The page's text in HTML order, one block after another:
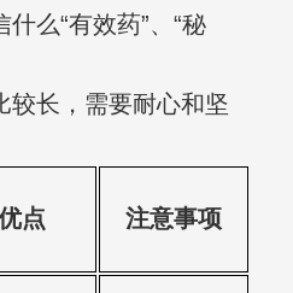
么“有效药”、“秘
较长，需要耐心和坚
点 注意事项